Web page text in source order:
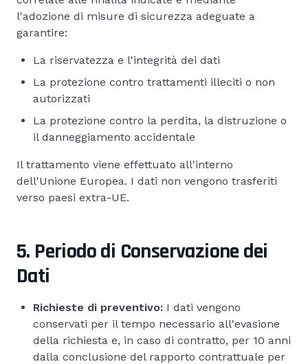
l'adozione di misure di sicurezza adeguate a
garantire:
La riservatezza e l'integrità dei dati
La protezione contro trattamenti illeciti o non
autorizzati
La protezione contro la perdita, la distruzione o
il danneggiamento accidentale
Il trattamento viene effettuato all'interno
dell'Unione Europea. I dati non vengono trasferiti
verso paesi extra-UE.
5. Periodo di Conservazione dei
Dati
Richieste di preventivo: I dati vengono
conservati per il tempo necessario all'evasione
della richiesta e, in caso di contratto, per 10 anni
dalla conclusione del rapporto contrattuale per